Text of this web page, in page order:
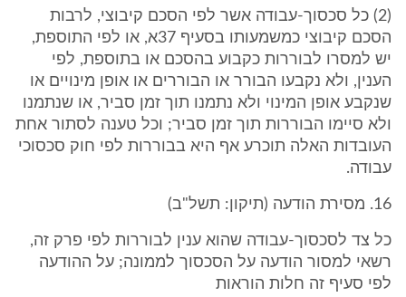
(2) כל סכסוך-עבודה אשר לפי הסכם קיבוצי, לרבות
הסכם קיבוצי כמשמעותו בסעיף 37א, או לפי התוספת,
יש למסרו לבוררות כקבוע בהסכם או בתוספת, לפי
הענין, ולא נקבעו הבורר או הבוררים או אופן מינויים או
שנקבע אופן המינוי ולא נתמנו תוך זמן סביר, או שנתמנו
ולא סיימו הבוררות תוך זמן סביר; וכל טענה לסתור אחת
העובדות האלה תוכרע אף היא בבוררות לפי חוק סכסוכי
עבודה.
16. מסירת הודעה (תיקון: תשל"ב)
כל צד לסכסוך-עבודה שהוא ענין לבוררות לפי פרק זה,
רשאי למסור הודעה על הסכסוך לממונה; על ההודעה
לפי סעיף זה חלות הוראות